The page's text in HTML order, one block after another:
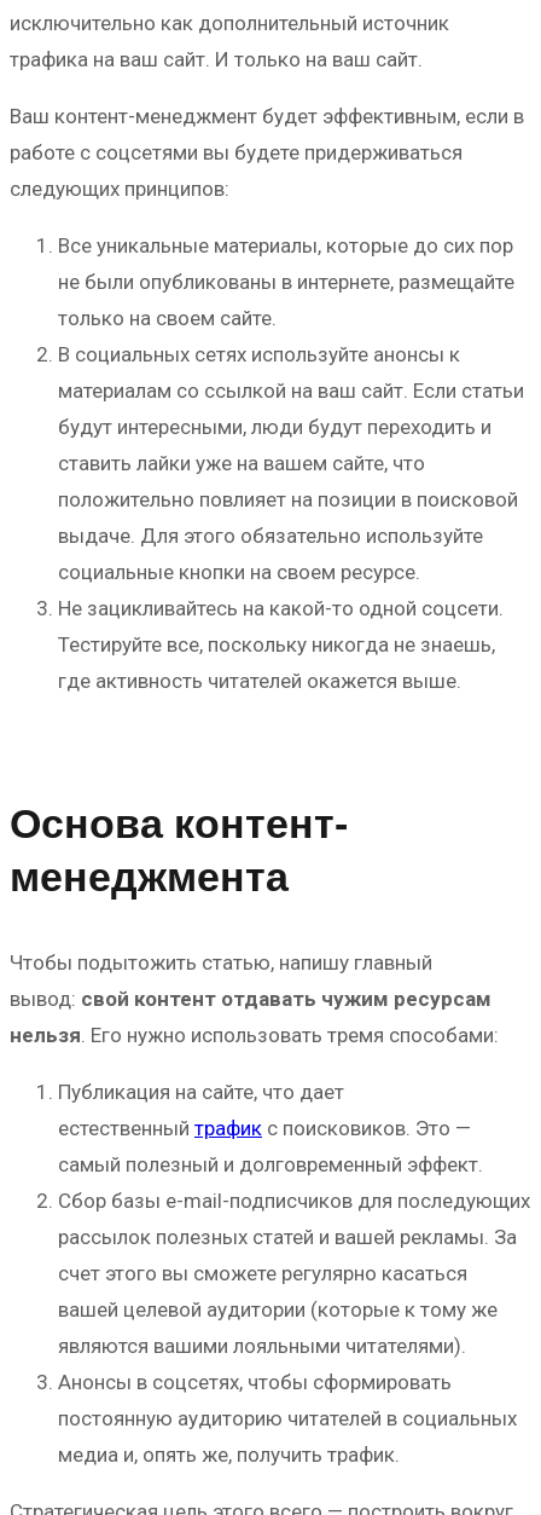
исключительно как дополнительный источник
трафика на ваш сайт. И только на ваш сайт.
Ваш контент-менеджмент будет эффективным, если в
работе с соцсетями вы будете придерживаться
следующих принципов:
Все уникальные материалы, которые до сих пор
не были опубликованы в интернете, размещайте
только на своем сайте.
В социальных сетях используйте анонсы к
материалам со ссылкой на ваш сайт. Если статьи
будут интересными, люди будут переходить и
ставить лайки уже на вашем сайте, что
положительно повлияет на позиции в поисковой
выдаче. Для этого обязательно используйте
социальные кнопки на своем ресурсе.
Не зацикливайтесь на какой-то одной соцсети.
Тестируйте все, поскольку никогда не знаешь,
где активность читателей окажется выше.
Основа контент-
менеджмента
Чтобы подытожить статью, напишу главный
вывод: свой контент отдавать чужим ресурсам
нельзя . Его нужно использовать тремя способами:
Публикация на сайте, что дает
естественный трафик с поисковиков. Это —
самый полезный и долговременный эффект.
Сбор базы e-mail-подписчиков для последующих
рассылок полезных статей и вашей рекламы. За
счет этого вы сможете регулярно касаться
вашей целевой аудитории (которые к тому же
являются вашими лояльными читателями).
Анонсы в соцсетях, чтобы сформировать
постоянную аудиторию читателей в социальных
медиа и, опять же, получить трафик.